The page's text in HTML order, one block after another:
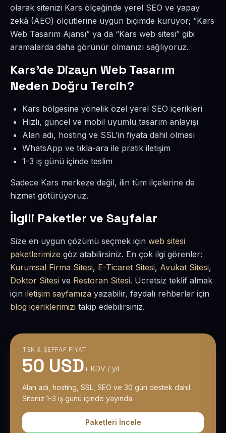
olarak sitenizi Kars ölçeğinde yerel SEO ve yapay
zekâ (AEO) ölçütlerine uygun biçimde kuruyor; “Kars
Web Tasarım Ajansı” ya da “Kars web sitesi” gibi
aramalarda daha görünür olmanızı sağlıyoruz.
Kars’de Dizayn Web Tasarım
Neden Doğru Tercih?
Kars bölgesine yönelik özel yerel SEO içerikleri
Hızlı, güncel ve mobil uyumlu tasarım anlayışı
Alan adı, hosting ve SSL’in fiyata dahil olması
WhatsApp ve tıkla-ara ile pratik iletişim
1-3 iş günü içinde teslim
Sadece Kars merkeze değil, ilin tüm ilçelerine de
hizmet götürüyoruz.
İlgili Paketler ve Sayfalar
Size en uygun çözümü seçmek için web sitesi
paketlerimize göz atabilirsiniz. En çok ilgi görenler:
Kurumsal Firma Sitesi, E-Ticaret Sitesi, Avukat Sitesi,
Doktor Sitesi ve Restoran Sitesi. Ücretsiz teklif almak
için iletişim sayfamıza yazabilir, faydalı rehberler için
blog içeriklerimizi takip edebilirsiniz.
TEK & ŞEFFAF FIYAT
50 USD+ KDV / yıl
Alan adı, hosting, SSL, SEO ve 30 gün destek dahil.
Siteniz 1-3 iş günü içinde yayında.
Paketleri İncele